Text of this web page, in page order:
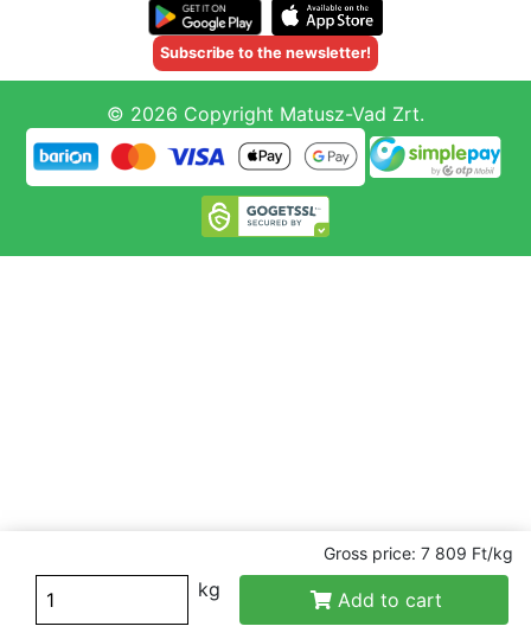
Gross price: 7 809 Ft/kg
kg Add to cart
Subscribe to the newsletter!
© 2026 Copyright Matusz-Vad Zrt.